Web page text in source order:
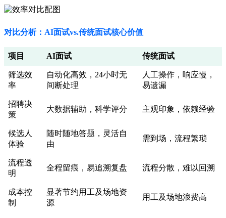
对比分析：AI面试vs.传统面试核心价值
项目 AI面试 传统面试
筛选效
率
自动化高效，24小时无
间断处理
人工操作，响应慢，
易遗漏
招聘决
策
大数据辅助，科学评分 主观印象，依赖经验
候选人
体验
随时随地答题，灵活自
由
需到场，流程繁琐
流程透
明
全程留痕，易追溯复盘 流程分散，难以回溯
成本控
制
显著节约用工及场地资
源
用工及场地浪费高